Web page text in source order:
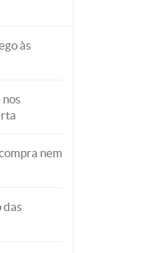
às
nos
nem
das